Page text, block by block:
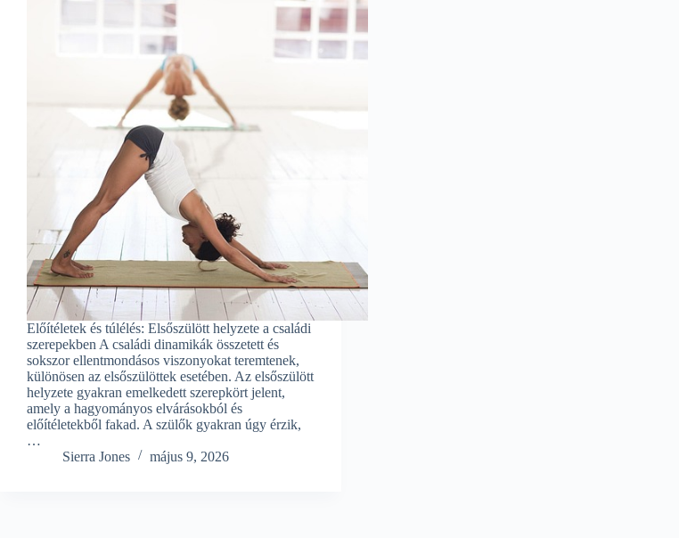
Előítéletek és túlélés: Elsőszülött helyzete a családi
szerepekben A családi dinamikák összetett és
sokszor ellentmondásos viszonyokat teremtenek,
különösen az elsőszülöttek esetében. Az elsőszülött
helyzete gyakran emelkedett szerepkört jelent,
amely a hagyományos elvárásokból és
előítéletekből fakad. A szülők gyakran úgy érzik,
…
Sierra Jones
május 9, 2026